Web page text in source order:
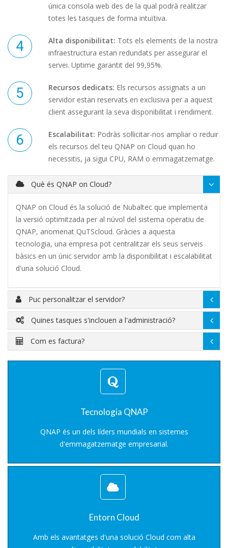
única consola web des de la qual podrà realitzar
totes les tasques de forma intuïtiva.
Alta disponibilitat: Tots els elements de la nostra
infraestructura estan redundats per assegurar el
servei. Uptime garantit del 99,95%.
Recursos dedicats: Els recursos assignats a un
servidor estan reservats en exclusiva per a aquest
client assegurant la seva disponibilitat i rendiment.
Escalabilitat: Podràs sol·licitar-nos ampliar o reduir
els recursos del teu QNAP on Cloud quan ho
necessitis, ja sigui CPU, RAM o emmagatzematge.
Què és QNAP on Cloud?
QNAP on Cloud és la solució de Nubaltec que implementa
la versió optimitzada per al núvol del sistema operatiu de
QNAP, anomenat QuTScloud. Gràcies a aquesta
tecnologia, una empresa pot centralitzar els seus serveis
bàsics en un únic servidor amb la disponibilitat i escalabilitat
d'una solució Cloud.
Puc personalitzar el servidor?
Quines tasques s'inclouen a l'administració?
Com es factura?
Tecnologia QNAP
QNAP és un dels líders mundials en sistemes
d'emmagatzematge empresarial.
Entorn Cloud
Amb els avantatges d'una solució Cloud com alta